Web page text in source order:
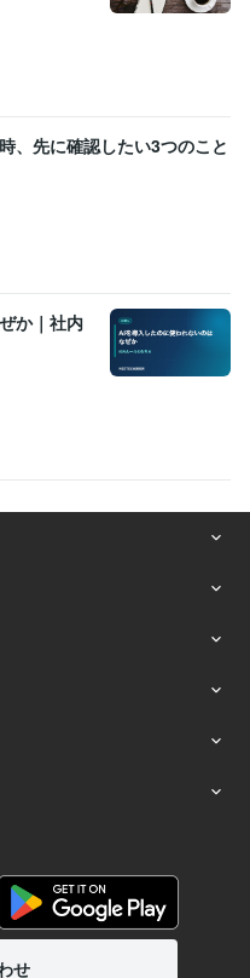
、先に確認したい3つのこと
か｜社内